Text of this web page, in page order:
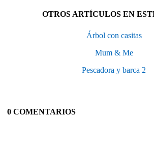
OTROS ARTÍCULOS EN
Árbol con casitas
Mum & Me
Pescadora y barca 2
0 COMENTARIOS